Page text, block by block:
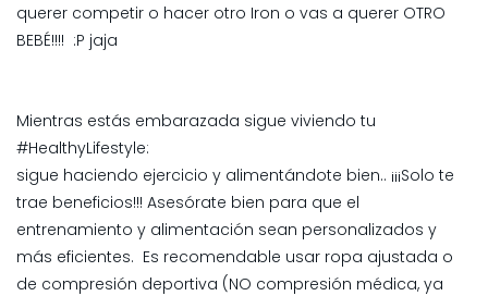
querer competir o hacer otro Iron o vas a querer OTRO
BEBÉ!!!! :P jaja
Mientras estás embarazada sigue viviendo tu
#HealthyLifestyle:
sigue haciendo ejercicio y alimentándote bien.. ¡¡¡Solo te
trae beneficios!!! Asesórate bien para que el
entrenamiento y alimentación sean personalizados y
más eficientes. Es recomendable usar ropa ajustada o
de compresión deportiva (NO compresión médica, ya